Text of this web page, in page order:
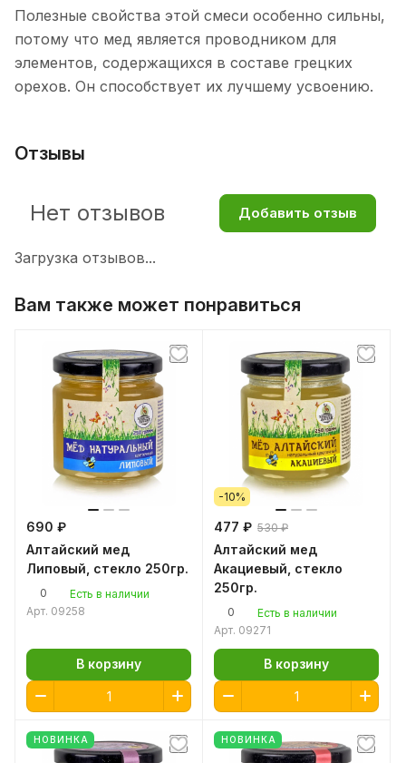
Полезные свойства этой смеси особенно сильны,
потому что мед является проводником для
элементов, содержащихся в составе грецких
орехов. Он способствует их лучшему усвоению.
Отзывы
Загрузка отзывов...
Нет отзывов Добавить отзыв
Вам также может понравиться
690 ₽
Алтайский мед
Липовый, стекло 250гр.
0
Есть в наличии
Арт. 09258
В корзину
-10%
477 ₽ 530 ₽
Алтайский мед
Акациевый, стекло
250гр.
0
Есть в наличии
Арт. 09271
В корзину
НОВИНКА НОВИНКА